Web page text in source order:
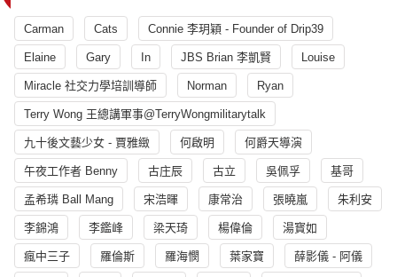
Carman Cats Connie 李玥穎 - Founder of Drip39
Elaine Gary In JBS Brian 李凱賢 Louise
Miracle 社交力學培訓導師 Norman Ryan
Terry Wong 王總講軍事@TerryWongmilitarytalk
九十後文藝少女 - 賈雅緻 何啟明 何爵天導演
午夜工作者 Benny 古庄辰 古立 吳佩孚 基哥
孟希璘 Ball Mang 宋浩暉 康常治 張曉嵐 朱利安
李錦鴻 李鑑峰 梁天琦 楊偉倫 湯寳如
瘋中三子 羅倫斯 羅海憫 葉家寶 薛影儀 - 阿儀